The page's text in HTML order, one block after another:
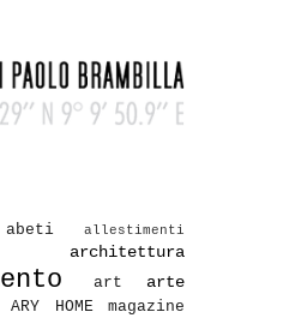
abeti
allestimenti
architettura
art
arte
ARY HOME magazine